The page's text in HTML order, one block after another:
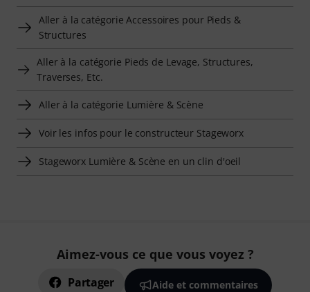
Aller à la catégorie Accessoires pour Pieds &
Structures
Aller à la catégorie Pieds de Levage, Structures,
Traverses, Etc.
Aller à la catégorie Lumière & Scène
Voir les infos pour le constructeur Stageworx
Stageworx Lumière & Scène en un clin d'oeil
Aimez-vous ce que vous voyez ?
Partager Aide et commentaires